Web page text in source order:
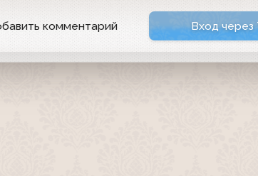
комментарий Вход через